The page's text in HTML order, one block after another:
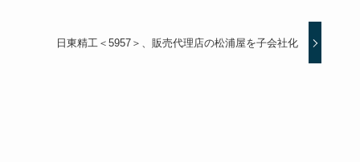
日東精工＜5957＞、販売代理店の松浦屋を子会社化